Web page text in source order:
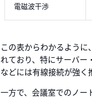
電磁波干渉
この表からわかるよう
れており、特にサーバー
などには有線接続が強く
一方で、会議室でのノー